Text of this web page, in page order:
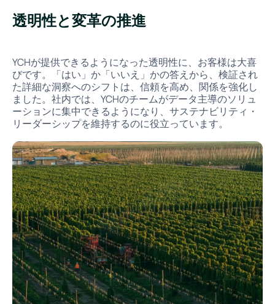
透明性と変革の推進
YCHが提供できるようになった透明性に、お客様は大喜
びです。「はい」か「いいえ」かの答えから、検証され
た詳細な洞察へのシフトは、信頼を高め、関係を強化し
ました。社内では、YCHのチームがデータ主導のソリュ
ーションに集中できるようになり、サステナビリティ・
リーダーシップを維持するのに役立っています。